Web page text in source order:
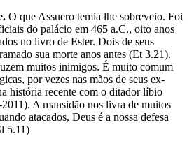
O que Assuero temia lhe sobreveio. Foi
do palácio em 465 a.C., oito anos
no livro de Ester. Dois de seus
sua morte anos antes (Et 3.21).
muitos inimigos. É muito comum
por vezes nas mãos de seus ex-
história recente com o ditador líbio
A mansidão nos livra de muitos
atacados, Deus é a nossa defesa
5.11)